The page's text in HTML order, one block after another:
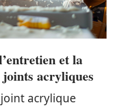
et la
acryliques
acrylique